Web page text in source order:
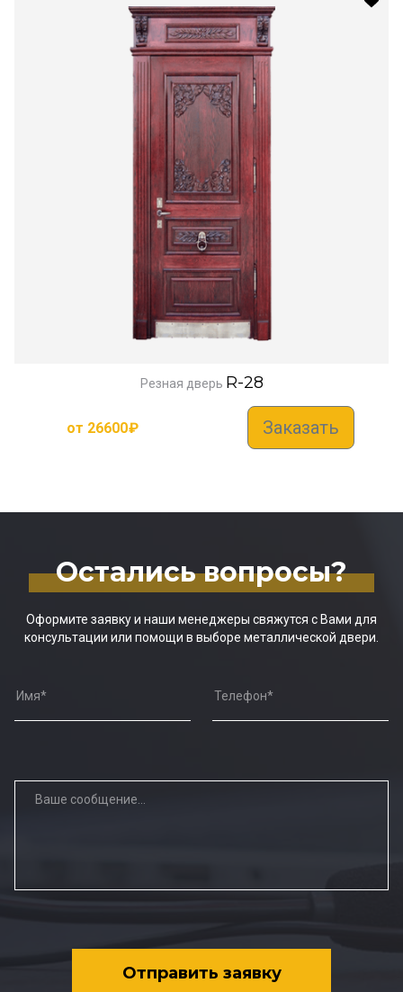
Резная дверь R-28
от 26600₽ Заказать
Остались вопросы?
Оформите заявку и наши менеджеры свяжутся с Вами для
консультации или помощи в выборе металлической двери.
Отправить заявку